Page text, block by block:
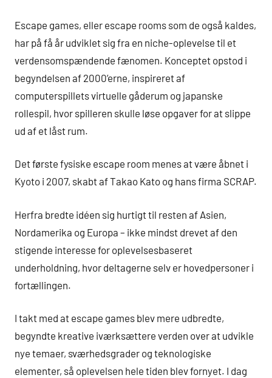
Escape games, eller escape rooms som de også kaldes,
har på få år udviklet sig fra en niche-oplevelse til et
verdensomspændende fænomen. Konceptet opstod i
begyndelsen af 2000’erne, inspireret af
computerspillets virtuelle gåderum og japanske
rollespil, hvor spilleren skulle løse opgaver for at slippe
ud af et låst rum.
Det første fysiske escape room menes at være åbnet i
Kyoto i 2007, skabt af Takao Kato og hans firma SCRAP.
Herfra bredte idéen sig hurtigt til resten af Asien,
Nordamerika og Europa – ikke mindst drevet af den
stigende interesse for oplevelsesbaseret
underholdning, hvor deltagerne selv er hovedpersoner i
fortællingen.
I takt med at escape games blev mere udbredte,
begyndte kreative iværksættere verden over at udvikle
nye temaer, sværhedsgrader og teknologiske
elementer, så oplevelsen hele tiden blev fornyet. I dag